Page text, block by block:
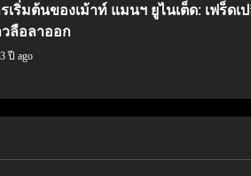
เริ่มต้นของเม้าท์ แมนฯ ยูไนเต็ด: เฟร็ดเ
ลือลาออก
3 ปี ago